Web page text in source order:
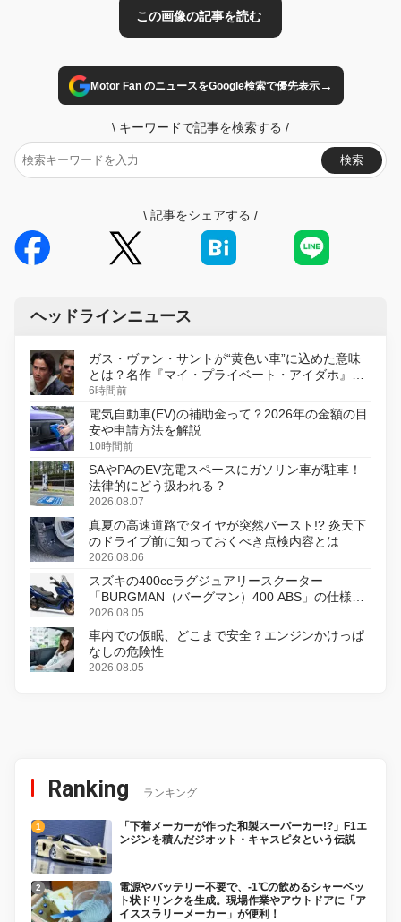
Motor Fan のニュースをGoogle検索で優先表示→
\ キーワードで記事を検索する /
検索
\ 記事をシェアする /
ヘッドラインニュース
ガス・ヴァン・サントが“黄色い車”に込めた意味
とは？名作『マイ・プライベート・アイダホ』が
初のデジタルリマスター版で復活
6時間前
電気自動車(EV)の補助金って？2026年の金額の目
安や申請方法を解説
10時間前
SAやPAのEV充電スペースにガソリン車が駐車！
法律的にどう扱われる？
2026.08.07
真夏の高速道路でタイヤが突然バースト!? 炎天下
のドライブ前に知っておくべき点検内容とは
2026.08.06
スズキの400ccラグジュアリースクーター
「BURGMAN（バーグマン）400 ABS」の仕様を
変更し、8月18日に発売
2026.08.05
車内での仮眠、どこまで安全？エンジンかけっぱ
なしの危険性
2026.08.05
Ranking ランキング
「下着メーカーが作った和製スーパーカー!?」F1エ
ンジンを積んだジオット・キャスピタという伝説
電源やバッテリー不要で、-1℃の飲めるシャーベッ
ト状ドリンクを生成。現場作業やアウトドアに「ア
イススラリーメーカー」が便利！